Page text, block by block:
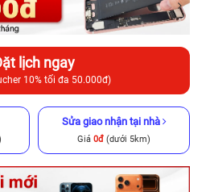
lịch ngay
10% tối đa 50.000đ)
Sửa giao nhận tại nhà
Giá 0đ (dưới 5km)